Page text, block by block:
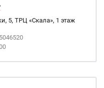
5, ТРЦ «Скала», 1 этаж